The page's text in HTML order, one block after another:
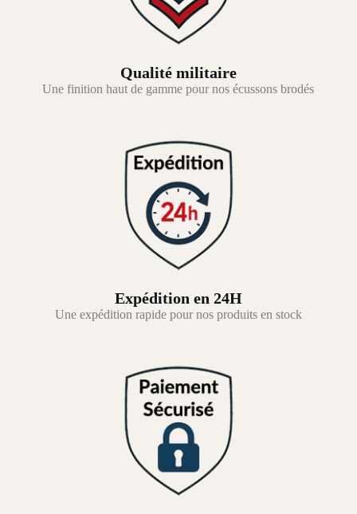
Qualité militaire
Une finition haut de gamme pour nos écussons brodés
Expédition en 24H
Une expédition rapide pour nos produits en stock